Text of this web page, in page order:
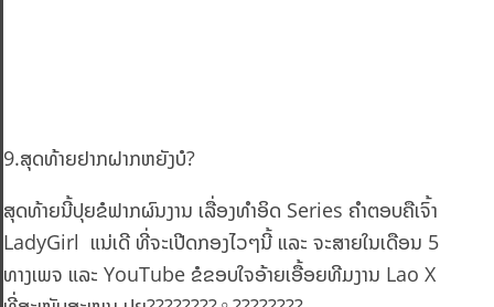
9.ສຸດທ້າຍຢາກຝາກຫຍັງບໍ?
ສຸດທ້າຍນີ້ປຸຍຂໍຟາກຜົນງານ ເລື່ອງທຳອິດ Series ຄຳຕອບຄືເຈົ້າ
LadyGirl ແນ່ເດີ ທີ່ຈະເປີດກອງໄວໆນີ້ ແລະ ຈະສາຍໃນເດືອນ 5
ທາງເພຈ ແລະ YouTube ຂໍຂອບໃຈອ້າຍເອື້ອຍທີມງານ Lao X